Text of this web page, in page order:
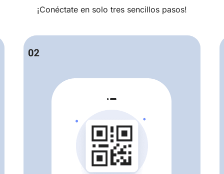
¡Conéctate en solo tres sencillos pasos!